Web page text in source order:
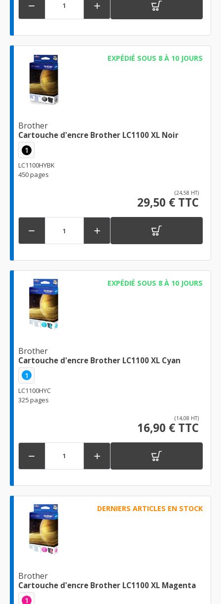
 
EXPÉDIÉ SOUS 8 À 10 JOURS
Brother
Cartouche d'encre Brother LC1100 XL Noir
1
LC1100HYBK
450 pages
(24,58 HT)
29,50 € TTC
 
EXPÉDIÉ SOUS 8 À 10 JOURS
Brother
Cartouche d'encre Brother LC1100 XL Cyan
1
LC1100HYC
325 pages
(14,08 HT)
16,90 € TTC
 
DERNIERS ARTICLES EN STOCK
Brother
Cartouche d'encre Brother LC1100 XL Magenta
1